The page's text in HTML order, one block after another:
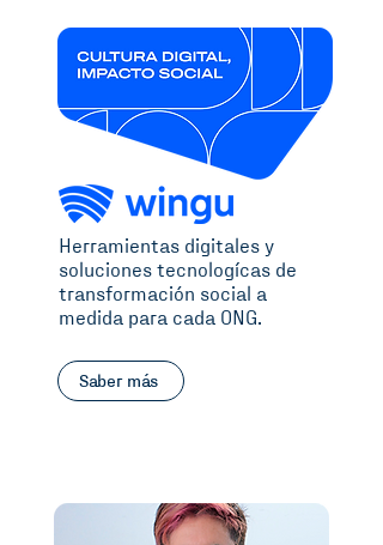
Herramientas digitales y
soluciones tecnologícas de
transformación social a
medida para cada ONG.
Saber más